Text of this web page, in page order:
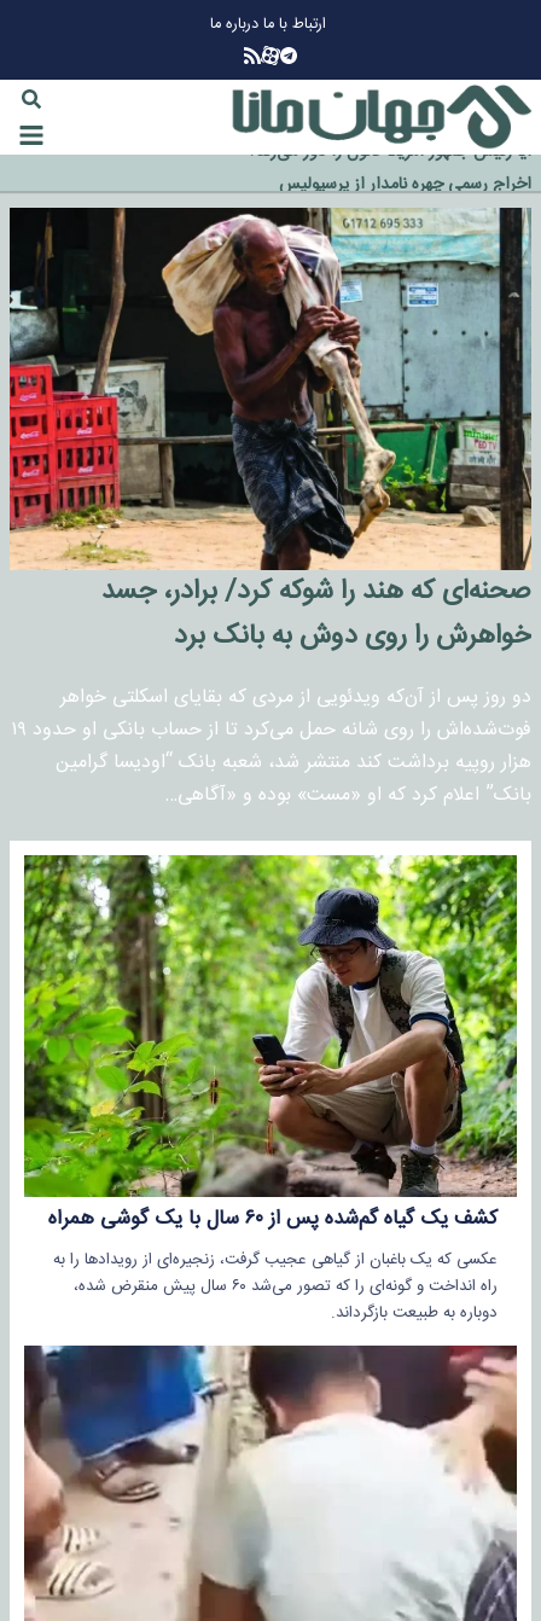
ارتباط با مادرباره ما
چرا طلا دوباره افزایشی شد؟
گزینه جدایی اوسمار روی میز مدیران پرسپولیس
آیا رئیس جمهور آمریکا قانون را دور می‌زند؟
اخراج رسمی چهره نامدار از پرسپولیس
سازمان اطلاعات سپاه: پروژه دولت ترامپ برای مهار چین، روسیه و اروپا شکست
خورد
صحنه‌ای که هند را شوکه کرد/ برادر، جسد
خواهرش را روی دوش به بانک برد
دو روز پس از آن‌که ویدئویی از مردی که بقایای اسکلتی خواهر
فوت‌شده‌اش را روی شانه حمل می‌کرد تا از حساب بانکی او حدود ۱۹
هزار روپیه برداشت کند منتشر شد، شعبه بانک “اودیسا گرامین
بانک” اعلام کرد که او «مست» بوده و «آگاهی…
کشف یک گیاه گم‌شده پس از ۶۰ سال با یک گوشی همراه
عکسی که یک باغبان از گیاهی عجیب گرفت، زنجیره‌ای از رویدادها را به
راه انداخت و گونه‌ای را که تصور می‌شد ۶۰ سال پیش منقرض شده،
دوباره به طبیعت بازگرداند.